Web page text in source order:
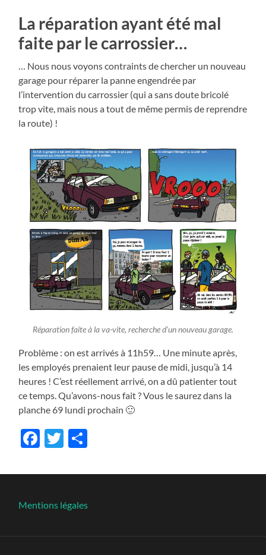
La réparation ayant été mal
faite par le carrossier…
… Nous nous voyons contraints de chercher un nouveau
garage pour réparer la panne engendrée par
l’intervention du carrossier (qui a sans doute bricolé
trop vite, mais nous a tout de même permis de reprendre
la route) !
Réparation faite à la va-vite, recherche d’un nouveau garage.
Problème : on est arrivés à 11h59… Une minute après,
les employés prenaient leur pause de midi, jusqu’à 14
heures ! C’est réellement arrivé, on a dû patienter tout
ce temps. Qu’avons-nous fait ? Vous le saurez dans la
planche 69 lundi prochain 🙂
Facebook
Twitter
Mentions légales